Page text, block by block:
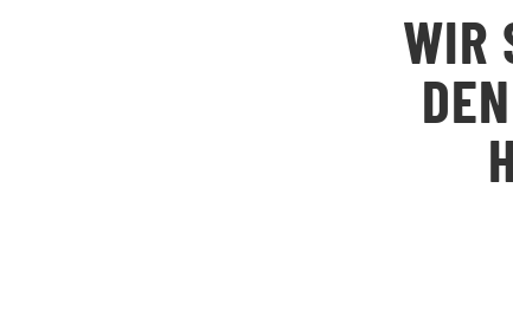
WIR